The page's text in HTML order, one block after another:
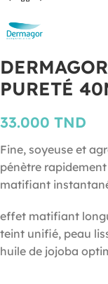
PURETÉ
33.000 TND
Fine, soyeuse et
pénètre
matifiant
effet matifiant
teint unifié, peau
huile de jojoba